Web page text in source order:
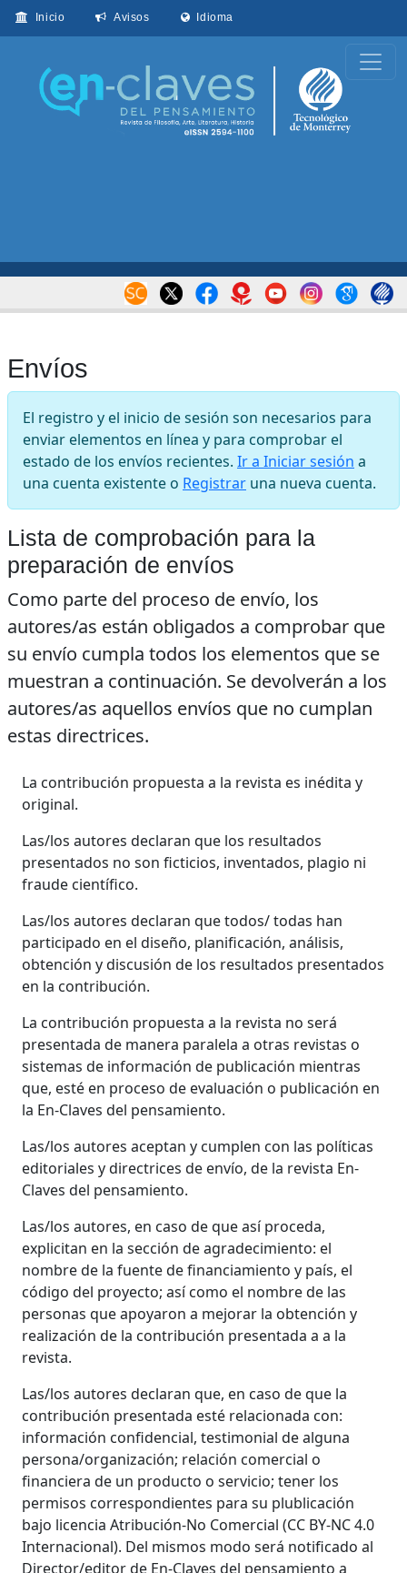
Inicio Avisos Idioma
Envíos
El registro y el inicio de sesión son necesarios para
enviar elementos en línea y para comprobar el
estado de los envíos recientes. Ir a Iniciar sesión a
una cuenta existente o Registrar una nueva cuenta.
Lista de comprobación para la
preparación de envíos
Como parte del proceso de envío, los
autores/as están obligados a comprobar que
su envío cumpla todos los elementos que se
muestran a continuación. Se devolverán a los
autores/as aquellos envíos que no cumplan
estas directrices.
La contribución propuesta a la revista es inédita y
original.
Las/los autores declaran que los resultados
presentados no son ficticios, inventados, plagio ni
fraude científico.
Las/los autores declaran que todos/ todas han
participado en el diseño, planificación, análisis,
obtención y discusión de los resultados presentados
en la contribución.
La contribución propuesta a la revista no será
presentada de manera paralela a otras revistas o
sistemas de información de publicación mientras
que, esté en proceso de evaluación o publicación en
la En-Claves del pensamiento.
Las/los autores aceptan y cumplen con las políticas
editoriales y directrices de envío, de la revista En-
Claves del pensamiento.
Las/los autores, en caso de que así proceda,
explicitan en la sección de agradecimiento: el
nombre de la fuente de financiamiento y país, el
código del proyecto; así como el nombre de las
personas que apoyaron a mejorar la obtención y
realización de la contribución presentada a a la
revista.
Las/los autores declaran que, en caso de que la
contribución presentada esté relacionada con:
información confidencial, testimonial de alguna
persona/organización; relación comercial o
financiera de un producto o servicio; tener los
permisos correspondientes para su plublicación
bajo licencia Atribución-No Comercial (CC BY-NC 4.0
Internacional). Del mismos modo será notificado al
Director/editor de En-Claves del pensamiento a